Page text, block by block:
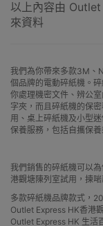
以上內容由
來資料
我們為你帶來多款3M、
個品牌的電動碎紙機。
你處理機密文件、辨公
字夾，而且碎紙機的保
用、桌上碎紙機及小型
保養服務，包括自攜保養
我們銷售的碎紙機可以
港觀塘陳列室試用，揀
多款碎紙機品牌款式，
Outlet Express HK香港
Outlet Express HK 生活